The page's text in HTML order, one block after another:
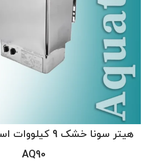
AQ90